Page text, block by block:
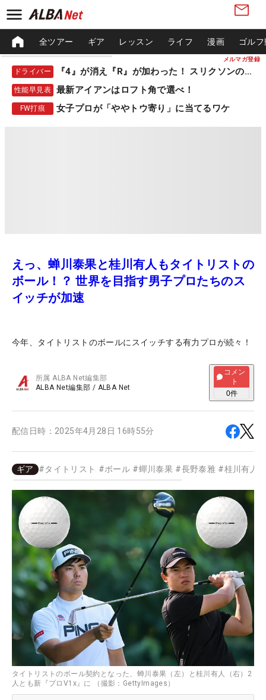
メルマガ登録
全ツアー ギア レッスン ライフ 漫画 ゴル
ドライバー 『4』が消え『R』が加わった！ スリクソンの新作
性能早見表 最新アイアンはロフト角で選べ！
FW打痕 女子プロが「ややトウ寄り」に当てるワケ
えっ、蝉川泰果と桂川有人もタイトリストの
ボール！？ 世界を目指す男子プロたちのス
イッチが加速
今年、タイトリストのボールにスイッチする有力プロが続々！
所属ALBA Net編集部
ALBA Net編集部 / ALBA Net
コメン
ト
0件
配信日時： 2025年4月28日 16時55分
ギア #タイトリスト #ボール #蟬川泰果 #長野泰雅 #桂川有人
タイトリストのボール契約となった、蝉川泰果（左）と桂川有人（右）2
人とも新『プロV1x』に （撮影：GettyImages）